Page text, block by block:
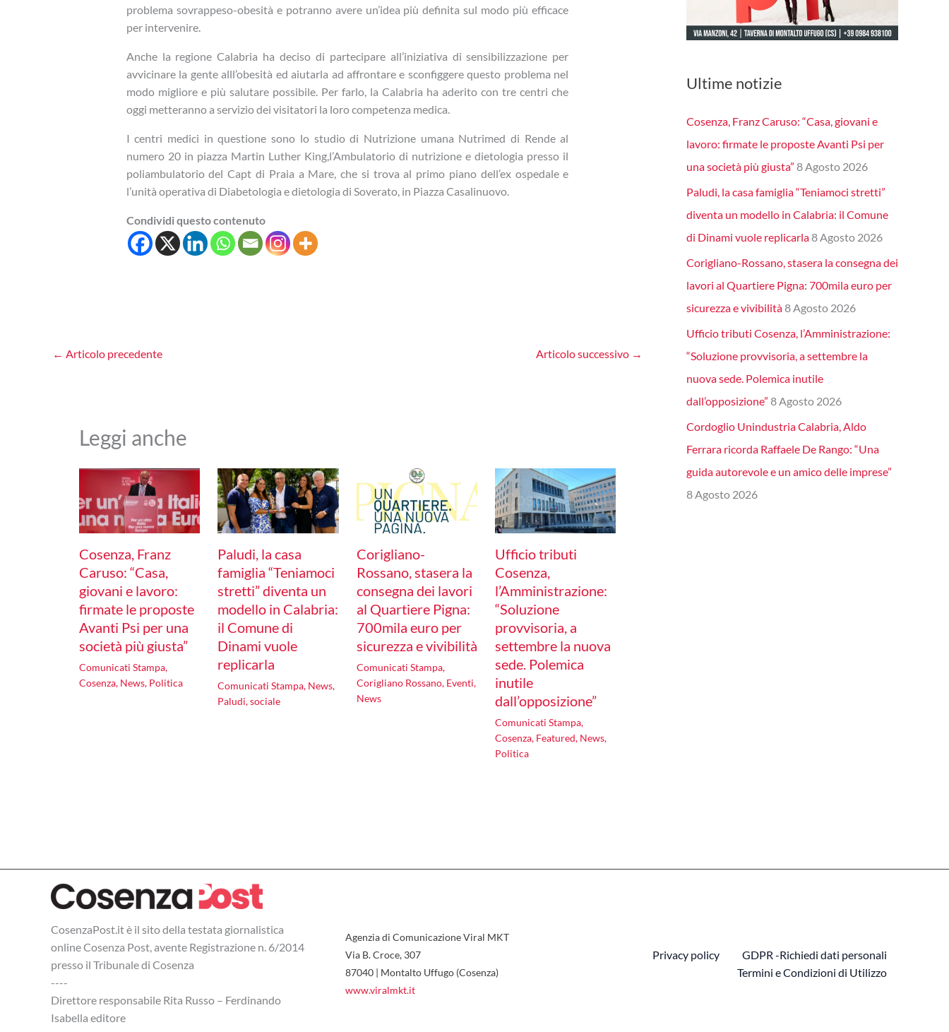
problema sovrappeso-obesità e potranno avere un’idea più definita sul modo più efficace
per intervenire.
Anche la regione Calabria ha deciso di partecipare all’iniziativa di sensibilizzazione per
avvicinare la gente alll’obesità ed aiutarla ad affrontare e sconfiggere questo problema nel
modo migliore e più salutare possibile. Per farlo, la Calabria ha aderito con tre centri che
oggi metteranno a servizio dei visitatori la loro competenza medica.
I centri medici in questione sono lo studio di Nutrizione umana Nutrimed di Rende al
numero 20 in piazza Martin Luther King,l’Ambulatorio di nutrizione e dietologia presso il
poliambulatorio del Capt di Praia a Mare, che si trova al primo piano dell’ex ospedale e
l’unità operativa di Diabetologia e dietologia di Soverato, in Piazza Casalinuovo.
Condividi questo contenuto
← Articolo precedente Articolo successivo →
Leggi anche
Cosenza, Franz
Caruso: “Casa,
giovani e lavoro:
firmate le proposte
Avanti Psi per una
società più giusta”
Comunicati Stampa,
Cosenza, News, Politica
Paludi, la casa
famiglia “Teniamoci
stretti” diventa un
modello in Calabria:
il Comune di
Dinami vuole
replicarla
Comunicati Stampa, News,
Paludi,sociale
Corigliano-
Rossano, stasera la
consegna dei lavori
al Quartiere Pigna:
700mila euro per
sicurezza e vivibilità
Comunicati Stampa,
Corigliano Rossano, Eventi,
News
Ufficio tributi
Cosenza,
l’Amministrazione:
“Soluzione
provvisoria, a
settembre la nuova
sede. Polemica
inutile
dall’opposizione”
Comunicati Stampa,
Cosenza, Featured, News,
Politica
Ultime notizie
Cosenza, Franz Caruso: “Casa, giovani e
lavoro: firmate le proposte Avanti Psi per
una società più giusta” 8 Agosto 2026
Paludi, la casa famiglia “Teniamoci stretti”
diventa un modello in Calabria: il Comune
di Dinami vuole replicarla8 Agosto 2026
Corigliano-Rossano, stasera la consegna dei
lavori al Quartiere Pigna: 700mila euro per
sicurezza e vivibilità8 Agosto 2026
Ufficio tributi Cosenza, l’Amministrazione:
“Soluzione provvisoria, a settembre la
nuova sede. Polemica inutile
dall’opposizione” 8 Agosto 2026
Cordoglio Unindustria Calabria, Aldo
Ferrara ricorda Raffaele De Rango: “Una
guida autorevole e un amico delle imprese”
8 Agosto 2026
CosenzaPost.it è il sito della testata giornalistica
online Cosenza Post, avente Registrazione n. 6/2014
presso il Tribunale di Cosenza
----
Direttore responsabile Rita Russo – Ferdinando
Isabella editore
Agenzia di Comunicazione Viral MKT
Via B. Croce, 307
87040 | Montalto Uffugo (Cosenza)
www.viralmkt.it
Privacy policy
GDPR -Richiedi dati personali
Termini e Condizioni di Utilizzo